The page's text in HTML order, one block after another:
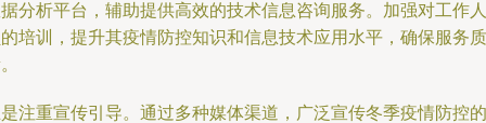
分析平台，辅助提供高效的技术信息咨询服务。加强对工作人
培训，提升其疫情防控知识和信息技术应用水平，确保服务质
注重宣传引导。通过多种媒体渠道，广泛宣传冬季疫情防控的